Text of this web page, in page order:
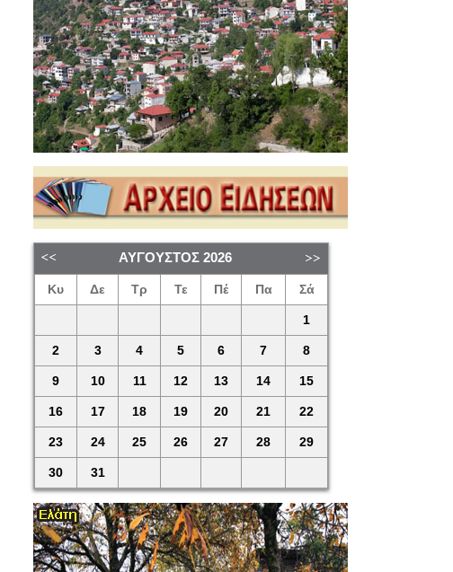
ΑΎΓΟΥΣΤΟΣ 2026
Κυ Δε Τρ Τε Πέ Πα Σά
1
2 3 4 5 6 7 8
9 10 11 12 13 14 15
16 17 18 19 20 21 22
23 24 25 26 27 28 29
30 31